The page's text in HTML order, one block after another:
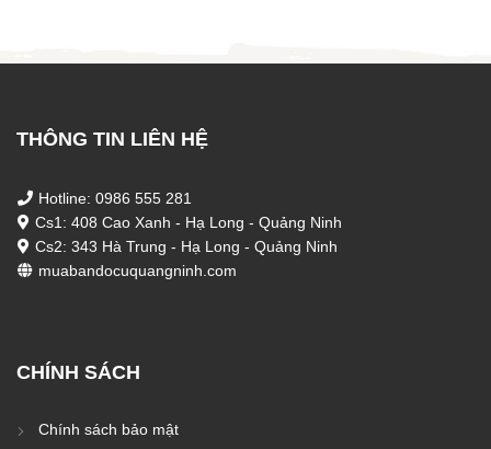
THÔNG TIN LIÊN HỆ
Hotline: 0986 555 281
Cs1: 408 Cao Xanh - Hạ Long - Quảng Ninh
Cs2: 343 Hà Trung - Hạ Long - Quảng Ninh
muabandocuquangninh.com
CHÍNH SÁCH
Chính sách bảo mật